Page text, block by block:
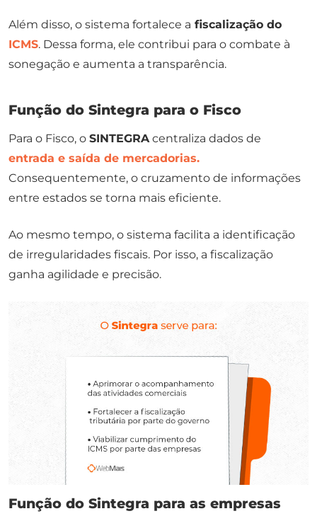
Além disso, o sistema fortalece a fiscalização do
ICMS. Dessa forma, ele contribui para o combate à
sonegação e aumenta a transparência.
Função do Sintegra para o Fisco
Para o Fisco, o SINTEGRAcentraliza dados de
entrada e saída de mercadorias.
Consequentemente, o cruzamento de informações
entre estados se torna mais eficiente.
Ao mesmo tempo, o sistema facilita a identificação
de irregularidades fiscais. Por isso, a fiscalização
ganha agilidade e precisão.
Função do Sintegra para as empresas